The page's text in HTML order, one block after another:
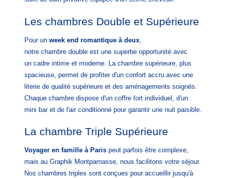
Les chambres Double et Supérieure
Pour unweek end romantique à deux
notre chambre double est une superbe opportunité avec
un cadre intime et moderne. La chambre supérieure, plus
spacieuse, permet de profiter d'un confort accru avec une
literie de qualité supérieure et des aménagements soignés.
Chaque chambre dispose d'un coffre fort individuel, d'un
mini bar et de l'air conditionné pour garantir une nuit paisible.
La chambre Triple Supérieure
Voyager en famille à Paris peut parfois être complexe,
mais au Graphik Montparnasse, nous facilitons votre séjour.
Nos chambres triples sont conçues pour accueillir jusqu'à